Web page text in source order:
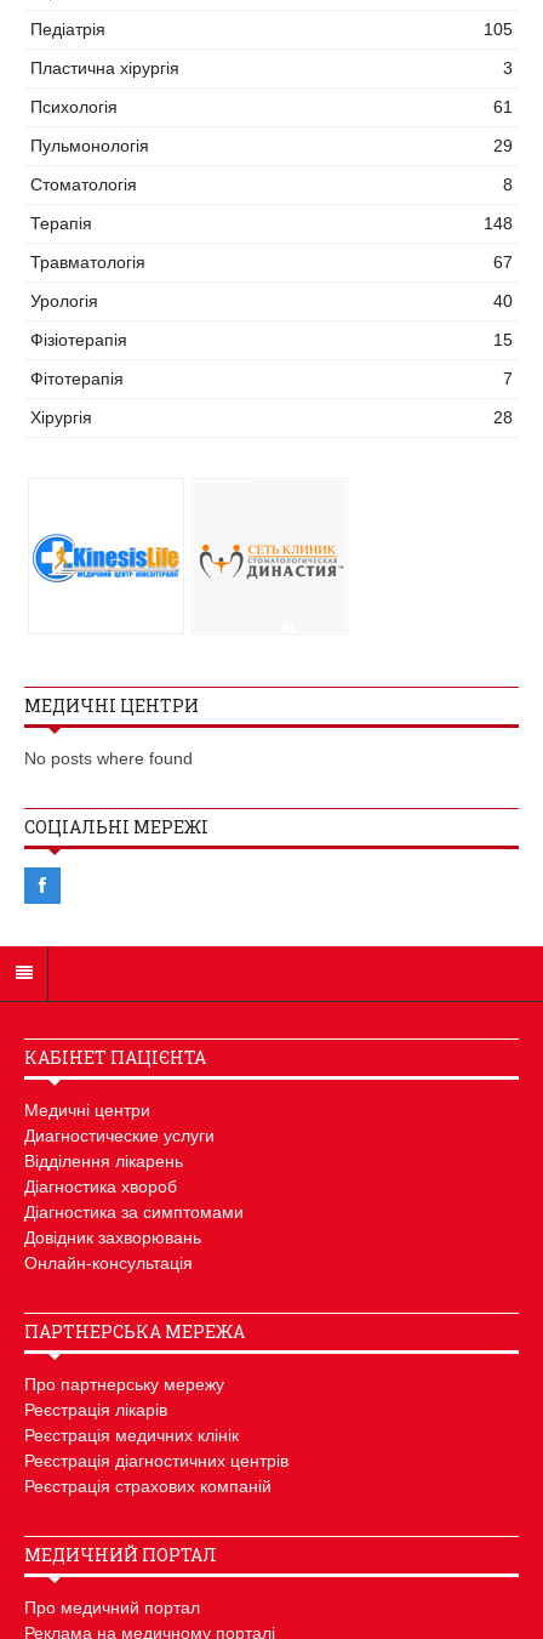
Педіатрія
105
Пластична хірургія
3
Психологія
61
Пульмонологія
29
Стоматологія
8
Терапія
148
Травматологія
67
Урологія
40
Фізіотерапія
15
Фітотерапія
7
Хірургія
28
МЕДИЧНІ ЦЕНТРИ
No posts where found
СОЦІАЛЬНІ МЕРЕЖІ
КАБІНЕТ ПАЦІЄНТА
Медичні центри
Диагностические услуги
Відділення лікарень
Діагностика хвороб
Діагностика за симптомами
Довідник захворювань
Онлайн-консультація
ПАРТНЕРСЬКА МЕРЕЖА
Про партнерську мережу
Реєстрація лікарів
Реєстрація медичних клінік
Реєстрація діагностичних центрів
Реєстрація страхових компаній
МЕДИЧНИЙ ПОРТАЛ
Про медичний портал
Реклама на медичному порталі